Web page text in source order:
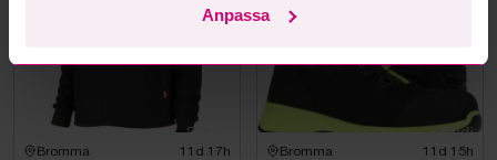
Anpassa
Bromma 11d 17h Bromma 11d 15h
Oanvänd